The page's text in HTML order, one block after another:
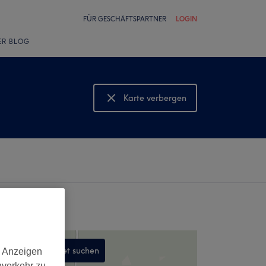
FÜR GESCHÄFTSPARTNER LOGIN
BLOG
Karte verbergen
Karte anzeigen
In diesem Gebiet suchen